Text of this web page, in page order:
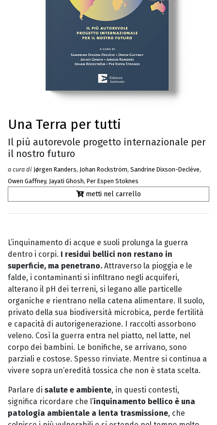
Una Terra per tutti
Il più autorevole progetto internazionale per
il nostro futuro
a cura di Jørgen Randers, Johan Rockström, Sandrine Dixson-Declève,
Owen Gaffney, Jayati Ghosh, Per Espen Stoknes
metti nel carrello
L’inquinamento di acque e suoli prolunga la guerra
dentro i corpi. I residui bellici non restano in
superficie, ma penetrano. Attraverso la pioggia e le
falde, i contaminanti si infiltrano negli acquiferi,
alterano il pH dei terreni, si legano alle particelle
organiche e rientrano nella catena alimentare. Il suolo,
privato della sua biodiversità microbica, perde fertilità
e capacità di autorigenerazione. I raccolti assorbono
veleno. Così la guerra entra nel piatto, nel latte, nel
corpo dei bambini. Le bonifiche, se arrivano, sono
parziali e costose. Spesso rinviate. Mentre si continua a
vivere sopra un’eredità tossica che non è stata scelta.
Parlare di salute e ambiente, in questi contesti,
significa ricordare che l’inquinamento bellico è una
patologia ambientale a lenta trasmissione, che